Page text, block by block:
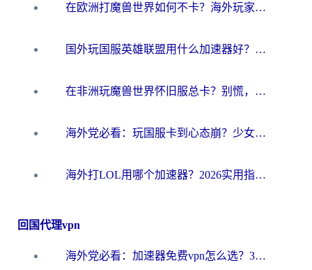
在欧洲打魔兽世界如何不卡？海外玩家的国服游戏加速终极攻略
国外玩国服英雄联盟用什么加速器好？海外党亲测有效的国服游戏加速指南
在非洲玩魔兽世界怀旧服总卡？别慌，这份指南帮你丝滑开荒
海外党必看：玩国服卡到心态崩？少女前线云图计划加速器免费推荐+碧蓝航线足球世界流畅攻略
海外打LOL用哪个加速器？2026实用指南：从延迟到设备适配，一篇解决你的国服游戏痛点
回国代理vpn
海外党必看：加速器免费vpn怎么选？3步教你无缝访问国内资源